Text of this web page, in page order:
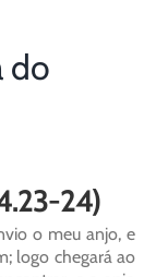
do
24)
o meu anjo, e
logo chegará ao